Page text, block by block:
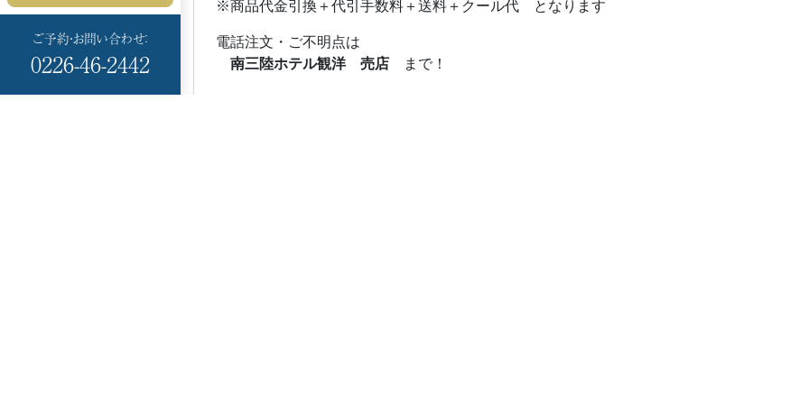
ご予約・お問い合わせ：
0226-46-2442
※商品代金引換＋代引手数料＋送料＋クール代 となります
電話注文・ご不明点は
南三陸ホテル観洋 売店
まで！